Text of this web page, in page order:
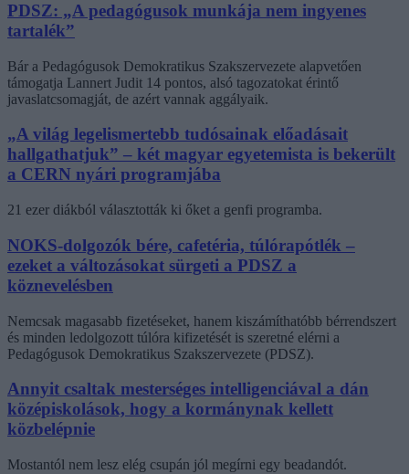
PDSZ: „A pedagógusok munkája nem ingyenes
tartalék”
Bár a Pedagógusok Demokratikus Szakszervezete alapvetően
támogatja Lannert Judit 14 pontos, alsó tagozatokat érintő
javaslatcsomagját, de azért vannak aggályaik.
„A világ legelismertebb tudósainak előadásait
hallgathatjuk” – két magyar egyetemista is bekerült
a CERN nyári programjába
21 ezer diákból választották ki őket a genfi programba.
NOKS-dolgozók bére, cafetéria, túlórapótlék –
ezeket a változásokat sürgeti a PDSZ a
köznevelésben
Nemcsak magasabb fizetéseket, hanem kiszámíthatóbb bérrendszert
és minden ledolgozott túlóra kifizetését is szeretné elérni a
Pedagógusok Demokratikus Szakszervezete (PDSZ).
Annyit csaltak mesterséges intelligenciával a dán
középiskolások, hogy a kormánynak kellett
közbelépnie
Mostantól nem lesz elég csupán jól megírni egy beadandót.